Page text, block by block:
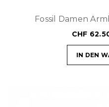
Fossil Damen
CHF
IN DEN